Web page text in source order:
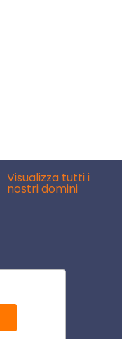
Visualizza tutti i
nostri domini